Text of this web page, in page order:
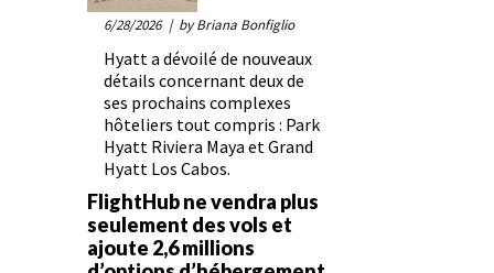
6/28/2026 | by Briana Bonfiglio
Hyatt a dévoilé de nouveaux
détails concernant deux de
ses prochains complexes
hôteliers tout compris : Park
Hyatt Riviera Maya et Grand
Hyatt Los Cabos.
FlightHub ne vendra plus
seulement des vols et
ajoute 2,6 millions